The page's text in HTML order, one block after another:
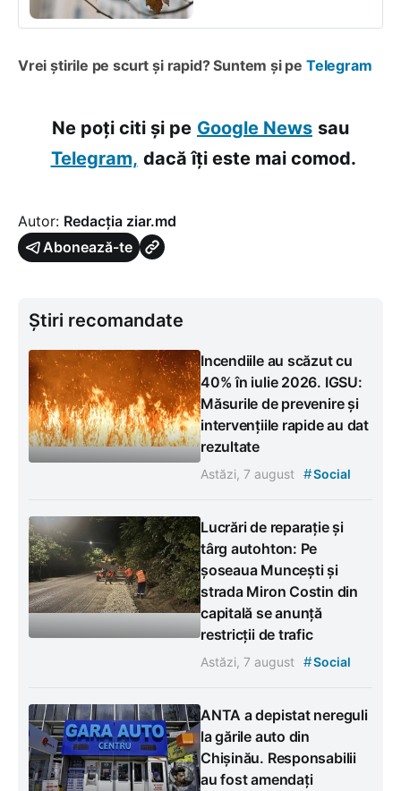
Vrei știrile pe scurt și rapid? Suntem și pe Telegram
Ne poți citi și pe Google News sau
Telegram, dacă îți este mai comod.
Autor: Redacția ziar.md
Abonează-te
Știri recomandate
Incendiile au scăzut cu
40% în iulie 2026. IGSU:
Măsurile de prevenire și
intervențiile rapide au dat
rezultate
Astăzi, 7 august #Social
Lucrări de reparație și
târg autohton: Pe
șoseaua Muncești și
strada Miron Costin din
capitală se anunță
restricții de trafic
Astăzi, 7 august #Social
ANTA a depistat nereguli
la gările auto din
Chișinău. Responsabilii
au fost amendați